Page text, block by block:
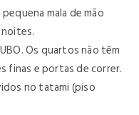
mala de mão
Os quartos não têm
finas e portas de correr.
no tatami (piso